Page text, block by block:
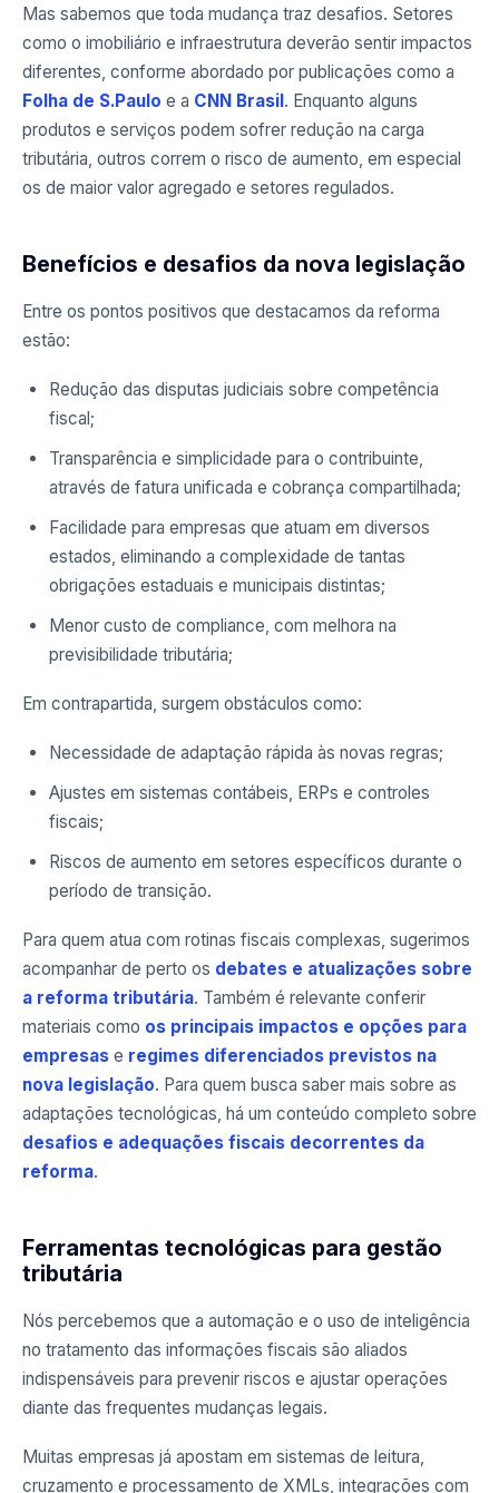
Mas sabemos que toda mudança traz desafios. Setores
como o imobiliário e infraestrutura deverão sentir impactos
diferentes, conforme abordado por publicações como a
Folha de S.Paulo e a CNN Brasil . Enquanto alguns
produtos e serviços podem sofrer redução na carga
tributária, outros correm o risco de aumento, em especial
os de maior valor agregado e setores regulados.
Benefícios e desafios da nova legislação
Entre os pontos positivos que destacamos da reforma
estão:
Redução das disputas judiciais sobre competência
fiscal;
Transparência e simplicidade para o contribuinte,
através de fatura unificada e cobrança compartilhada;
Facilidade para empresas que atuam em diversos
estados, eliminando a complexidade de tantas
obrigações estaduais e municipais distintas;
Menor custo de compliance, com melhora na
previsibilidade tributária;
Em contrapartida, surgem obstáculos como:
Necessidade de adaptação rápida às novas regras;
Ajustes em sistemas contábeis, ERPs e controles
fiscais;
Riscos de aumento em setores específicos durante o
período de transição.
Para quem atua com rotinas fiscais complexas, sugerimos
acompanhar de perto os debates e atualizações sobre
a reforma tributária. Também é relevante conferir
materiais como os principais impactos e opções para
empresas e regimes diferenciados previstos na
nova legislação. Para quem busca saber mais sobre as
adaptações tecnológicas, há um conteúdo completo sobre
desafios e adequações fiscais decorrentes da
reforma.
Ferramentas tecnológicas para gestão
tributária
Nós percebemos que a automação e o uso de inteligência
no tratamento das informações fiscais são aliados
indispensáveis para prevenir riscos e ajustar operações
diante das frequentes mudanças legais.
Muitas empresas já apostam em sistemas de leitura,
cruzamento e processamento de XMLs, integrações com